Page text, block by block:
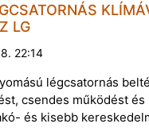
LG
22:14
légcsatornás
csendes működést
és kisebb